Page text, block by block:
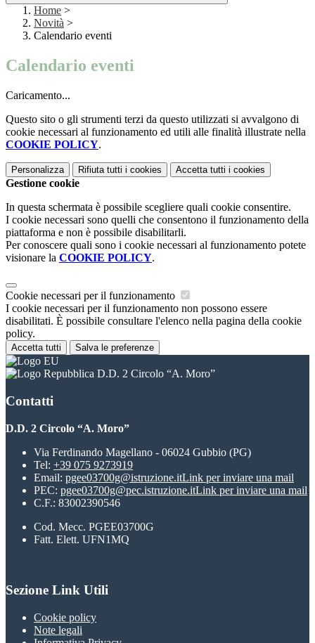
Home >
Novità >
Calendario eventi
Calendario eventi
Caricamento...
Questo sito o gli strumenti terzi da questo utilizzati si avvalgono di
cookie necessari al funzionamento ed utili alle finalità illustrate nella
COOKIE POLICY.
Personalizza Rifiuta tutti i cookies Accetta tutti i cookies
Gestione cookie
In questa schermata è possibile scegliere quali cookie consentire.
I cookie necessari sono quelli che consentono il funzionamento della
piattaforma e non è possibile disabilitarli.
Per conoscere quali sono i cookie necessari al funzionamento potete
visionare la COOKIE POLICY.
Cookie necessari per il funzionamento
I cookie necessari per il funzionamento non possono essere
disabilitati. È possibile consultare l'elenco nella pagina della cookie
policy.
Accetta tutti Salva le preferenze
D.D. 2 Circolo “A. Moro”
Contatti
D.D. 2 Circolo “A. Moro”
Via Ferdinando Magellano - 06024 Gubbio (PG)
Tel: +39 075 9273919
Email: pgee03700g@istruzione.itLink per inviare una mail
PEC: pgee03700g@pec.istruzione.itLink per inviare una mail
C.F.: 83002390546
Cod. Mecc. PGEE03700G
Fatt. Elett. UFN1MQ
Sezione Link Utili
Cookie policy
Note legali